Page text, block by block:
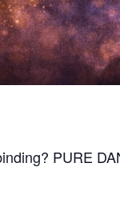
PURE